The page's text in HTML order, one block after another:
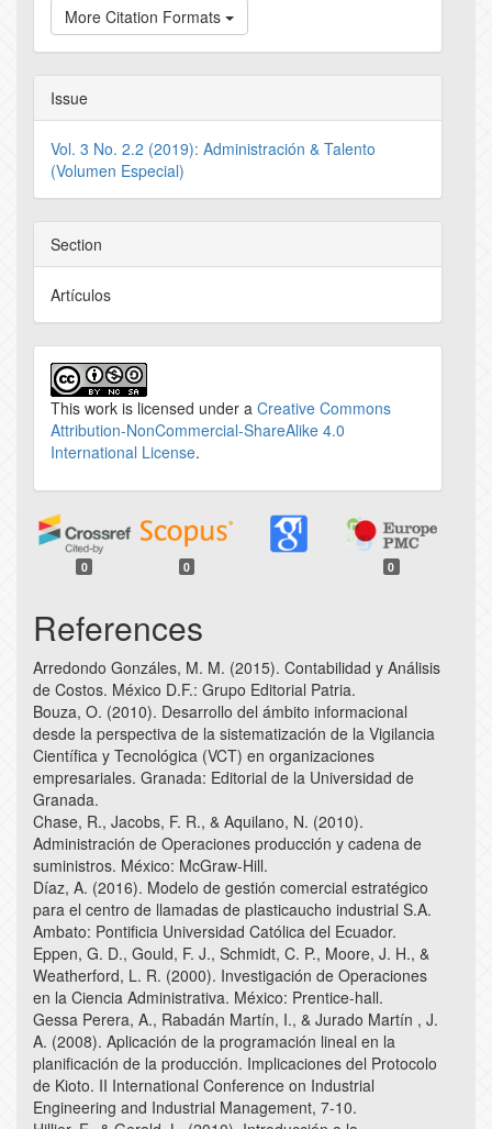
More Citation Formats
Issue
Vol. 3 No. 2.2 (2019): Administración & Talento
(Volumen Especial)
Section
Artículos
This work is licensed under a Creative Commons
Attribution-NonCommercial-ShareAlike 4.0
International License.
0 0 0
References
Arredondo Gonzáles, M. M. (2015). Contabilidad y Análisis
de Costos. México D.F.: Grupo Editorial Patria.
Bouza, O. (2010). Desarrollo del ámbito informacional
desde la perspectiva de la sistematización de la Vigilancia
Científica y Tecnológica (VCT) en organizaciones
empresariales. Granada: Editorial de la Universidad de
Granada.
Chase, R., Jacobs, F. R., & Aquilano, N. (2010).
Administración de Operaciones producción y cadena de
suministros. México: McGraw-Hill.
Díaz, A. (2016). Modelo de gestión comercial estratégico
para el centro de llamadas de plasticaucho industrial S.A.
Ambato: Pontificia Universidad Católica del Ecuador.
Eppen, G. D., Gould, F. J., Schmidt, C. P., Moore, J. H., &
Weatherford, L. R. (2000). Investigación de Operaciones
en la Ciencia Administrativa. México: Prentice-hall.
Gessa Perera, A., Rabadán Martín, I., & Jurado Martín , J.
A. (2008). Aplicación de la programación lineal en la
planificación de la producción. Implicaciones del Protocolo
de Kioto. II International Conference on Industrial
Engineering and Industrial Management, 7-10.